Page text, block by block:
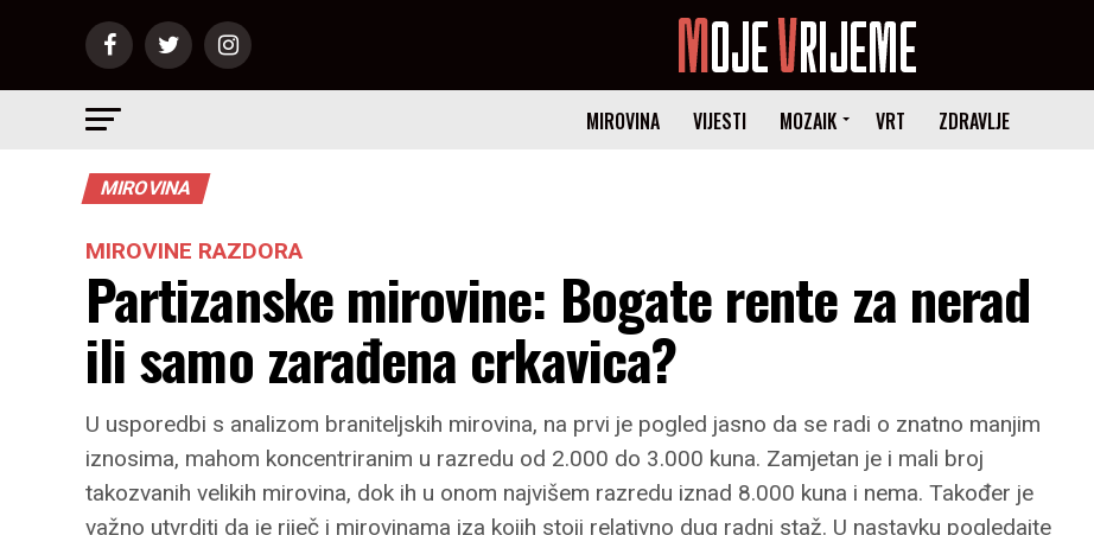
MIROVINA VIJESTI MOZAIK VRT ZDRAVLJE
MIROVINA
MIROVINE RAZDORA
Partizanske mirovine: Bogate rente za nerad
ili samo zarađena crkavica?
U usporedbi s analizom braniteljskih mirovina, na prvi je pogled jasno da se radi o znatno manjim
iznosima, mahom koncentriranim u razredu od 2.000 do 3.000 kuna. Zamjetan je i mali broj
takozvanih velikih mirovina, dok ih u onom najvišem razredu iznad 8.000 kuna i nema. Također je
važno utvrditi da je riječ i mirovinama iza kojih stoji relativno dug radni staž. U nastavku pogledajte